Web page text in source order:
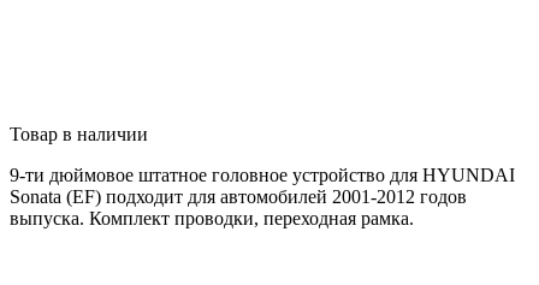
Товар в наличии
9-ти дюймовое штатное головное устройство для HYUNDAI
Sonata (EF) подходит для автомобилей 2001-2012 годов
выпуска. Комплект проводки, переходная рамка.